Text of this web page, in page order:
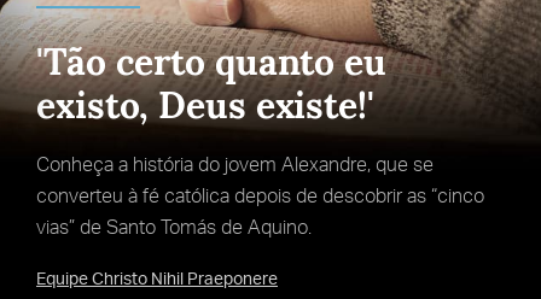
'Tão certo quanto eu
existo, Deus existe!'
Conheça a história do jovem Alexandre, que se
converteu à fé católica depois de descobrir as “cinco
vias” de Santo Tomás de Aquino.
Equipe Christo Nihil Praeponere